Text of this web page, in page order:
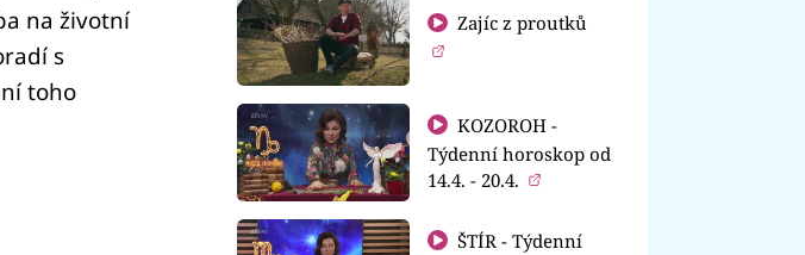
na životní
s
toho
Zajíc z proutků
KOZOROH -
Týdenní horoskop od
14.4. - 20.4.
ŠTÍR - Týdenní